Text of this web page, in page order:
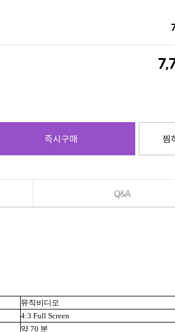
즉시구매 찜
Q&A
뮤직비디오
4:3 Full Screen
약 70 분